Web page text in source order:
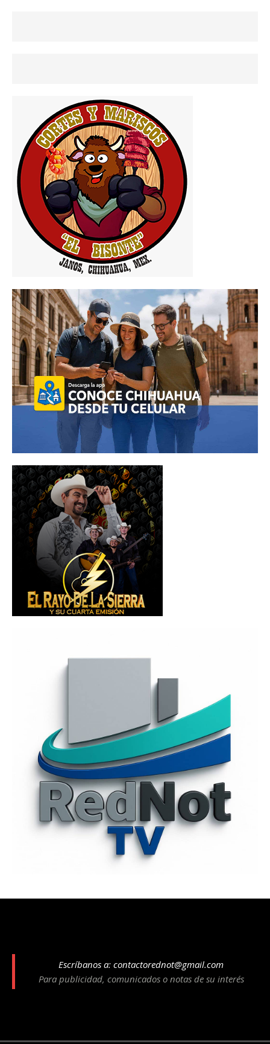
Escríbanos a: contactorednot@gmail.com
Para publicidad, comunicados o notas de su interés